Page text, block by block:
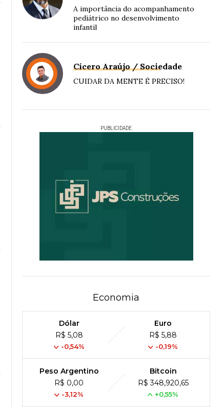
A importância do acompanhamento
pediátrico no desenvolvimento
infantil
Cícero Araújo / Sociedade
CUIDAR DA MENTE É PRECISO!
PUBLICIDADE
Economia
Dólar
R$ 5,08
-0,54%
Euro
R$ 5,88
-0,19%
Peso Argentino
R$ 0,00
-3,12%
Bitcoin
R$ 348,920,65
+0,55%